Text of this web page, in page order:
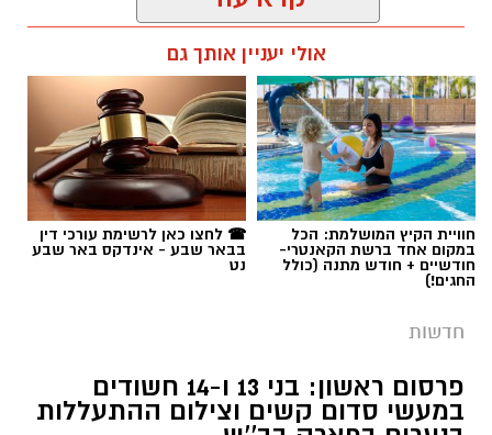
תגים:משטרה
אולי יעניין אותך גם
חוויית הקיץ המושלמת: הכל
במקום אחד ברשת הקאנטרי-
חודשיים + חודש מתנה (כולל
החגים!)
☎ לחצו כאן לרשימת עורכי דין
בבאר שבע - אינדקס באר שבע
נט
חדשות
פרסום ראשון: בני 13 ו-14 חשודים
במעשי סדום קשים וצילום ההתעללות